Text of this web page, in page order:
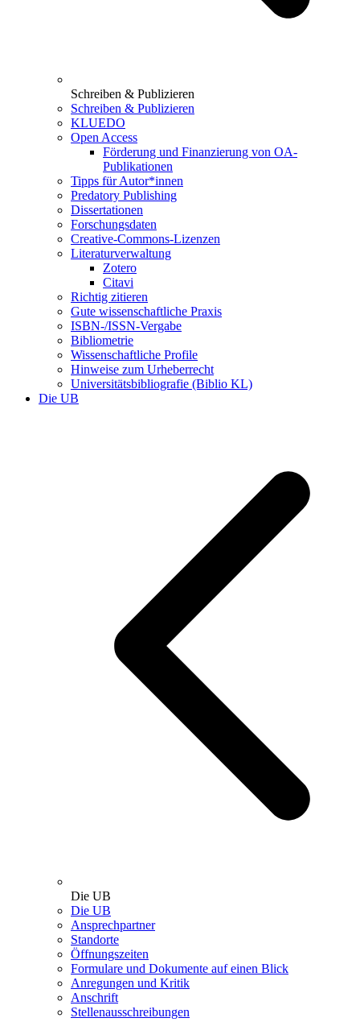
Schreiben & Publizieren
Schreiben & Publizieren
KLUEDO
Open Access
Förderung und Finanzierung von OA-
Publikationen
Tipps für Autor*innen
Predatory Publishing
Dissertationen
Forschungsdaten
Creative-Commons-Lizenzen
Literaturverwaltung
Zotero
Citavi
Richtig zitieren
Gute wissenschaftliche Praxis
ISBN-/ISSN-Vergabe
Bibliometrie
Wissenschaftliche Profile
Hinweise zum Urheberrecht
Universitätsbibliografie (Biblio KL)
Die UB
Die UB
Die UB
Ansprechpartner
Standorte
Öffnungszeiten
Formulare und Dokumente auf einen Blick
Anregungen und Kritik
Anschrift
Stellenausschreibungen